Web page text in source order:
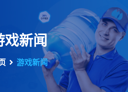
戏新闻
游戏新闻